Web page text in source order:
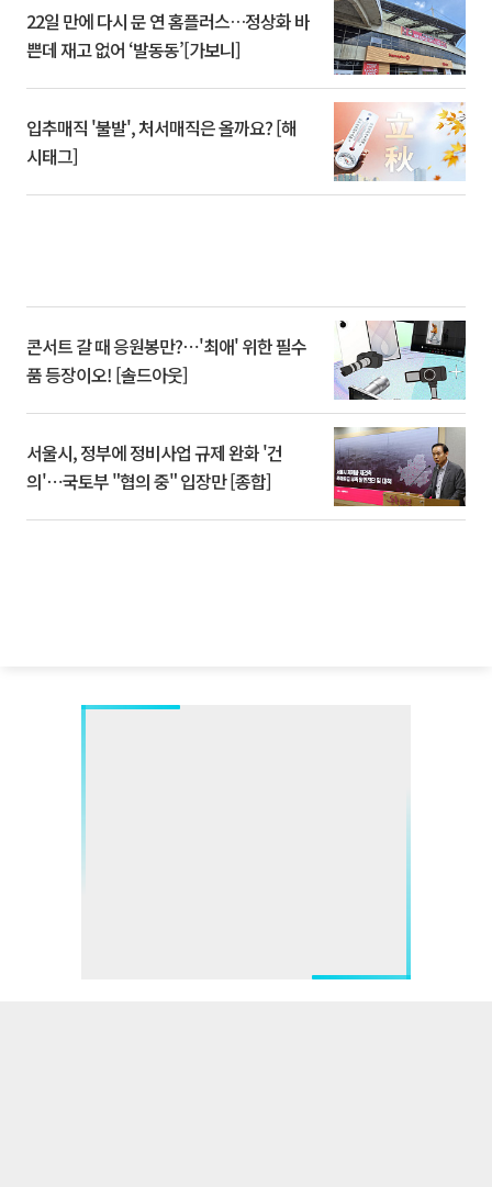
22일 만에 다시 문 연 홈플러스…정상화 바
쁜데 재고 없어 ‘발동동’[가보니]
입추매직 '불발', 처서매직은 올까요? [해
시태그]
콘서트 갈 때 응원봉만?⋯'최애' 위한 필수
품 등장이오! [솔드아웃]
서울시, 정부에 정비사업 규제 완화 '건
의'⋯국토부 "협의 중" 입장만 [종합]